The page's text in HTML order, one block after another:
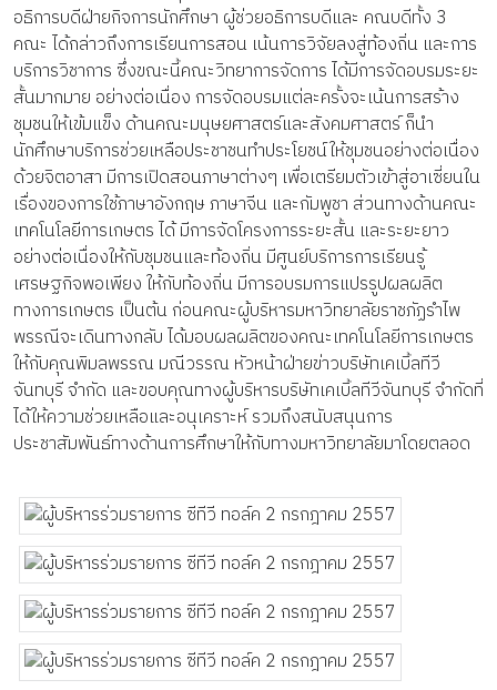
อธิการบดีฝ่ายกิจการนักศึกษา ผู้ช่วยอธิการบดีและ คณบดีทั้ง 3
คณะ ได้กล่าวถึงการเรียนการสอน เน้นการวิจัยลงสู่ท้องถิ่น และการ
บริการวิชาการ ซึ่งขณะนี้คณะวิทยาการจัดการ ได้มีการจัดอบรมระยะ
สั้นมากมาย อย่างต่อเนื่อง การจัดอบรมแต่ละครั้งจะเน้นการสร้าง
ชุมชนให้เข้มแข็ง ด้านคณะมนุษยศาสตร์และสังคมศาสตร์ ก็นำ
นักศึกษาบริการช่วยเหลือประชาชนทำประโยชน์ให้ชุมชนอย่างต่อเนื่อง
ด้วยจิตอาสา มีการเปิดสอนภาษาต่างๆ เพื่อเตรียมตัวเข้าสู่อาเซี่ยนใน
เรื่องของการใช้ภาษาอังกฤษ ภาษาจีน และกัมพูชา ส่วนทางด้านคณะ
เทคโนโลยีการเกษตร ได้ มีการจัดโครงการระยะสั้น และระยะยาว
อย่างต่อเนื่องให้กับชุมชนและท้องถิ่น มีศูนย์บริการการเรียนรู้
เศรษฐกิจพอเพียง ให้กับท้องถิ่น มีการอบรมการแปรรูปผลผลิต
ทางการเกษตร เป็นต้น ก่อนคณะผู้บริหารมหาวิทยาลัยราชภัฏรำไพ
พรรณีจะเดินทางกลับ ได้มอบผลผลิตของคณะเทคโนโลยีการเกษตร
ให้กับคุณพิมลพรรณ มณีวรรณ หัวหน้าฝ่ายข่าวบริษัทเคเบิ้ลทีวี
จันทบุรี จำกัด และขอบคุณทางผู้บริหารบริษัทเคเบิ้ลทีวีจันทบุรี จำกัดที่
ได้ให้ความช่วยเหลือและอนุเคราะห์ รวมถึงสนับสนุนการ
ประชาสัมพันธ์ทางด้านการศึกษาให้กับทางมหาวิทยาลัยมาโดยตลอด